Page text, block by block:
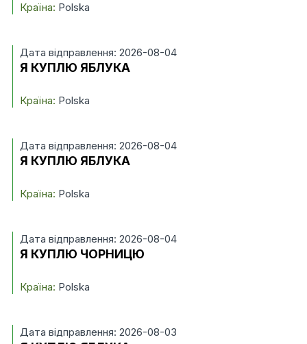
Країна: Polska
Дата відправлення: 2026-08-04
Я КУПЛЮ ЯБЛУКА
Країна: Polska
Дата відправлення: 2026-08-04
Я КУПЛЮ ЯБЛУКА
Країна: Polska
Дата відправлення: 2026-08-04
Я КУПЛЮ ЧОРНИЦЮ
Країна: Polska
Дата відправлення: 2026-08-03